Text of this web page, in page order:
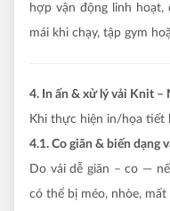
hợp vận động linh
mái khi chạy, tập gym
4. In ấn & xử lý vải Knit –
Khi thực hiện in/họa tiết
4.1. Co giãn & biến dạng
Do vải dễ giãn – co —
có thể bị méo, nhòe,